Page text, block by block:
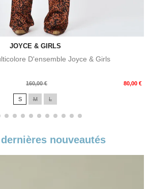
JOYCE & GIRLS
D'ensemble Joyce & Girls
160,00 € 80,00 €
S M L
nouveautés